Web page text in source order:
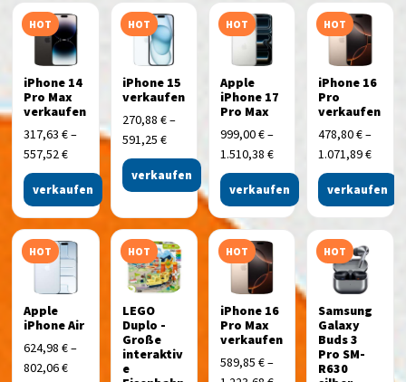
HOT
iPhone 14
Pro Max
verkaufen
317,63€–
557,52€
verkaufen
HOT
iPhone 15
verkaufen
270,88 €–
591,25 €
verkaufen
HOT
Apple
iPhone 17
Pro Max
999,00€–
1.510,38 €
verkaufen
HOT
iPhone 16
Pro
verkaufen
478,80€–
1.071,89€
verkaufen
HOT
Apple
iPhone Air
624,98€–
802,06€
HOT
LEGO
Duplo -
Große
interaktiv
e
HOT
iPhone 16
Pro Max
verkaufen
589,85 €–
HOT
Samsung
Galaxy
Buds 3
Pro SM-
R630